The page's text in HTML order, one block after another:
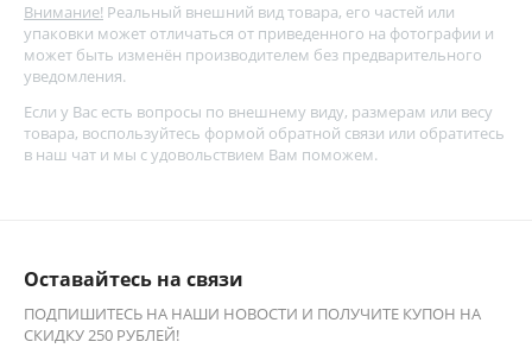
Внимание! Реальный внешний вид товара, его частей или
упаковки может отличаться от приведенного на фотографии и
может быть изменён производителем без предварительного
уведомления.
Если у Вас есть вопросы по внешнему виду, размерам или весу
товара, воспользуйтесь формой обратной связи или обратитесь
в наш чат и мы с удовольствием Вам поможем.
Оставайтесь на связи
ПОДПИШИТЕСЬ НА НАШИ НОВОСТИ И ПОЛУЧИТЕ КУПОН НА
СКИДКУ 250 РУБЛЕЙ!